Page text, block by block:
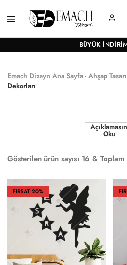
Emach
Dizayn
tasarım
hikaye
BÜYÜK
Emach Dizayn Ana Sayfa - Ahşap
Dekorları
Oku
Gösterilen ürün sayısı 16 & Toplam
FIRSAT20%